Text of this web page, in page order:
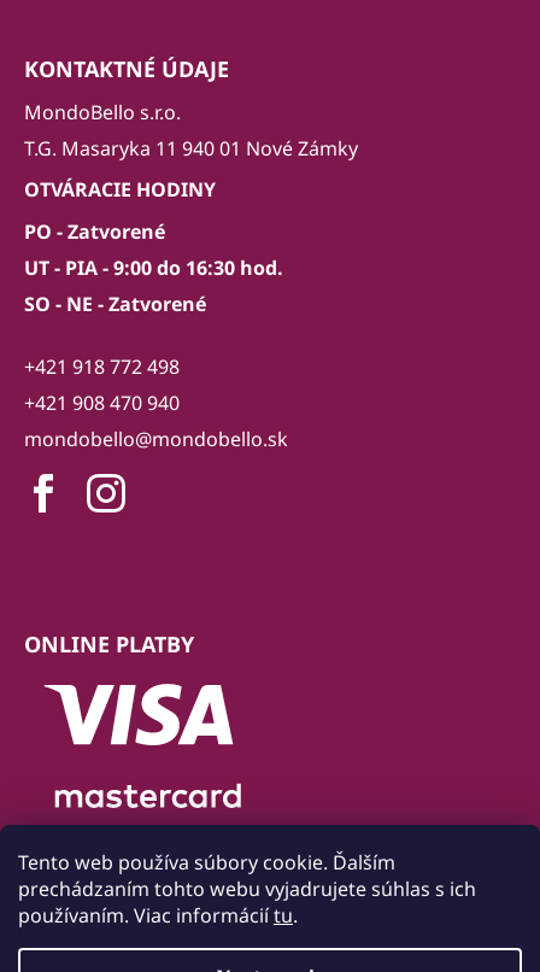
Tento web používa súbory cookie. Ďalším
prechádzaním tohto webu vyjadrujete súhlas s ich
používaním. Viac informáciítu.
KONTAKTNÉ ÚDAJE
MondoBello s.r.o.
T.G. Masaryka 11 940 01 Nové Zámky
OTVÁRACIE HODINY
PO - Zatvorené
UT - PIA - 9:00 do 16:30 hod.
SO - NE - Zatvorené
+421 918 772 498
+421 908 470 940
mondobello@mondobello.sk
ONLINE PLATBY